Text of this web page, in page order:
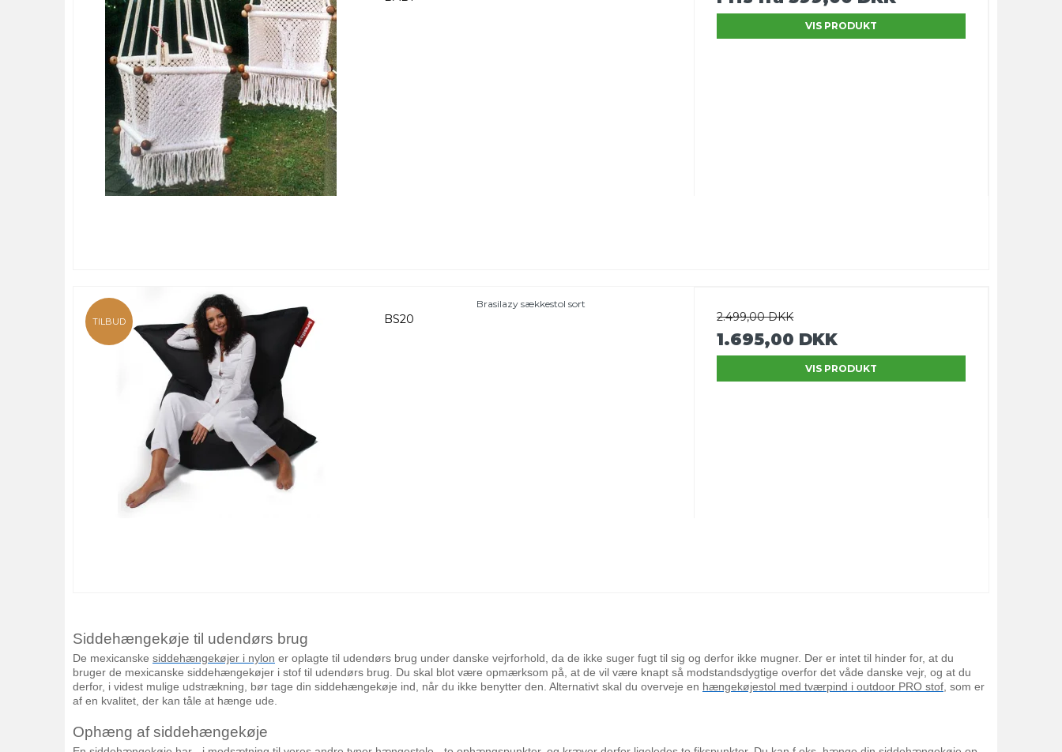
VIS PRODUKT
TILBUD
Brasilazy sækkestol sort
BS20 2.499,00 DKK
1.695,00 DKK
VIS PRODUKT
Siddehængekøje til udendørs brug
De mexicanske siddehængekøjer i nylon er oplagte til udendørs brug under danske vejrforhold, da de ikke suger fugt til sig og derfor ikke mugner. Der er intet til hinder for, at du
bruger de mexicanske siddehængekøjer i stof til udendørs brug. Du skal blot være opmærksom på, at de vil være knapt så modstandsdygtige overfor det våde danske vejr, og at du
derfor, i videst mulige udstrækning, bør tage din siddehængekøje ind, når du ikke benytter den. Alternativt skal du overveje en hængekøjestol med tværpind i outdoor PRO stof , som er
af en kvalitet, der kan tåle at hænge ude.
Ophæng af siddehængekøje